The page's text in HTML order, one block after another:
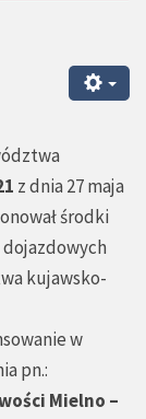
z dnia 27 maja
środki
kujawsko-
w
pn.:
Mielno –